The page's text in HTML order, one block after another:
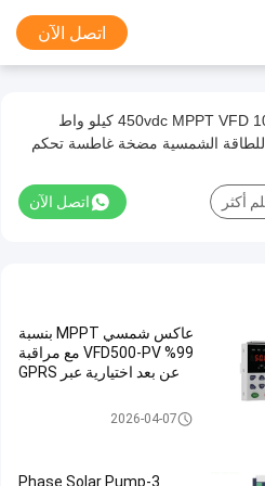
اتصل الآن
450vdc MPPT VFD 10HP 7.5 كيلو واط
الشمسية مضخة غاطسة تحكم
اتصل الآن أكثر
عاكس شمسي MPPT بنسبة
99% VFD500-PV مع مراقبة
عن بعد اختيارية عبر GPRS
العاكس المضخة الشمسية
2026-04-07
3-Phase Solar Pump